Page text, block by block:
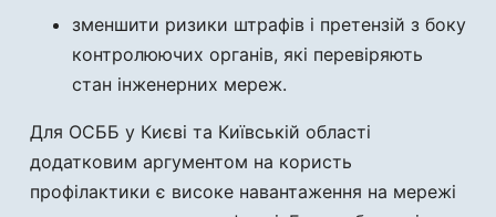
зменшити ризики штрафів і претензій з боку
контролюючих органів, які перевіряють
стан інженерних мереж.
Для ОСББ у Києві та Київській області
додатковим аргументом на користь
профілактики є високе навантаження на мережі